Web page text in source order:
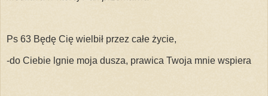
Ps 63 Będę Cię wielbił przez całe życie,
-do Ciebie lgnie moja dusza, prawica Twoja mnie wspiera